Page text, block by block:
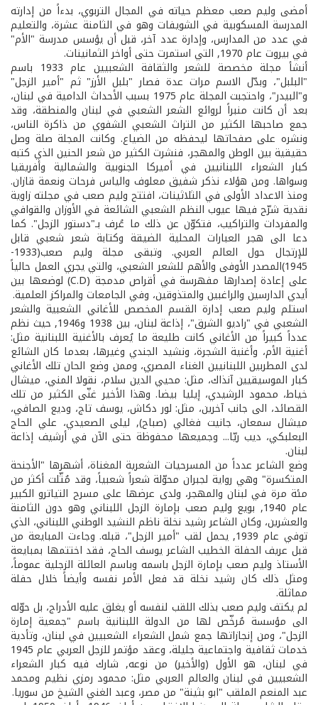
أمضى وليم صعب معظم حياته في المجال التربوي، بدءاً من إدارته
المدرسة المسكوبية في الشويفات وهو في الثامنة عشرة، والتعليم
في عدد من المدارس، وإدارة عدد آخر، قبل أن يؤسس مدرسة "الأم"
في بيروت عام 1970, التي استمرت حتى أواخر الثمانينات.
أنشأ مجلة مخصصة للشعر والثقافة الشعبيين عام 1933 باسم
"البلبل"، وبدّل الاسم مرات عدة فصار "بلبل الأرز" ثم "أمير الزجل"
و"البيدر"، واحتجبت المجلة عام 1975 بسبب الأحداث الدامية في لبنان،
بعد أن كانت منبراً لروائع الشعر الشعبي في لبنان والمنطقة، وقد
جمع صاحبها الكثير من التراث الشعبي الشفوي من ذاكرة الناس،
ونشره على صفحاتها ليحفظه من الضياع. وكانت المجلة صلة وصل
حقيقية بين الوطن والمهجر، فنشرت الكثير من شعر الحنين الذي كتبه
كبار الشعراء اللبنانيين في أميركا الجنوبية والشمالية وأفريقيا
وسواها. ومن هؤلاء نذكر شفيق معلوف والياس فرحات ونعمة قازان.
ومنذ الاعداد الأولى في الثلاثينات، افتتح وليم صعب في مجلته زاوية
نقدية شرّح فيها عيوب النظم الشعبي الشائعة في الأوزان والقوافي
والمفردات والتراكيب، فتكوّن عن ذلك ما عُرف بـ"دستور الزجل". كما
دعا الى هجر العبارات المحلية الضيقة وكتابة شعر شعبي قابل
للإرتجال حول العالم العربي. وتبقى مجلة وليم صعب(1933-
1945)المصدر الأوفى والأهم للشعر الشعبي، والتي يجري العمل حالياً
على إعادة إصدارها مفهرسة في أقراص مدمجة (C.D) لوضعها بين
أيدي الدارسين والراغبين والمتذوقين، وفي الجامعات والمراكز العلمية.
استلم وليم صعب إدارة القسم المخصص للأغاني الشعبية والشعر
الشعبي في "راديو الشرق"، إذاعة لبنان، بين 1938 و1946, حيث نظم
عدداً كبيراً من الأغاني كانت طليعة ما يُعرف بالأغنية اللبنانية مثل:
أغنية الأم، وأغنية الشجرة، ونشيد الجندي وغيرها، بعدما كان الشائع
لدى المطربين اللبنانيين الغناء المصري، وممن وضع الحان تلك الأغاني
كبار الموسيقيين آنذاك، مثل: محيي الدين سلام، نقولا المني، ميشال
خياط، محمود الرشيدي، إيليا بيضا. وهذا الأخير غنّى الكثير من تلك
القصائد، الى جانب آخرين، مثل: لور دكاش، يوسف تاج، وديع الصافي،
ميشال سمعان، جانيت فغالي (صباح), ليلى الصعيدي، علي الحاج
البعلبكي، ديب ريّا... وجميعها محفوظة حتى الآن في أرشيف إذاعة
لبنان.
وضع الشاعر عدداً من المسرحيات الشعرية المغناة، أشهرها "الأجنحة
المتكسرة" وهي رواية لجبران محوّلة شعراً شعبياً، وقد مُثّلت أكثر من
مئة مرة في لبنان والمهجر، ولدى عرضها على مسرح التياترو الكبير
عام 1940, بويع وليم صعب بإمارة الزجل اللبناني وهو دون الثامنة
والعشرين، وكان الشاعر رشيد نخلة ناظم النشيد الوطني اللبناني، الذي
توفي عام 1939, يحمل لقب "أمير الزجل"، قبله. وجاءت المبايعة من
قبل عريف الحفلة الخطيب الشاعر يوسف الحاج، فقد اختتمها بمبايعة
الأستاذ وليم صعب بإمارة الزجل باسمه وباسم العائلة الزجلية عموماً،
ومثل ذلك كان رشيد نخلة قد فعل الأمر نفسه وأيضاً خلال حفلة
مماثلة.
لم يكتف وليم صعب بذلك اللقب لنفسه أو يغلق عليه الأدراج، بل حوّله
الى مؤسسة مُرخّص لها من الدولة اللبنانية باسم "جمعية إمارة
الزجل"، ومن إنجازاتها جمع شمل الشعراء الشعبيين في لبنان، وتأدية
خدمات ثقافية واجتماعية جليلة، وعقد مؤتمر للزجل العربي عام 1945
في لبنان، هو الأول (والأخير) من نوعه, شارك فيه كبار الشعراء
الشعبيين في لبنان والعالم العربي مثل: محمود رمزي نظيم ومحمد
عبد المنعم الملقب "ابو بثينة" من مصر، وعبد الغني الشيخ من سوريا.